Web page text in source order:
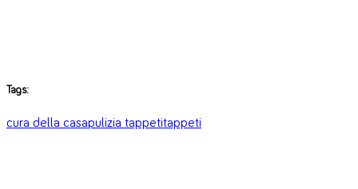
Tags:
cura della casapulizia tappetitappeti